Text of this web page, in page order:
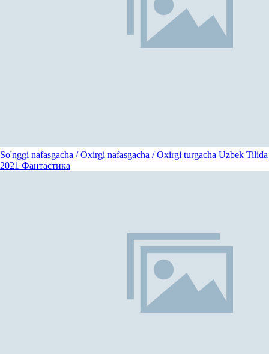
So'nggi nafasgacha / Oxirgi nafasgacha / Oxirgi turgacha Uzbek Tilida
2021 Фантастика